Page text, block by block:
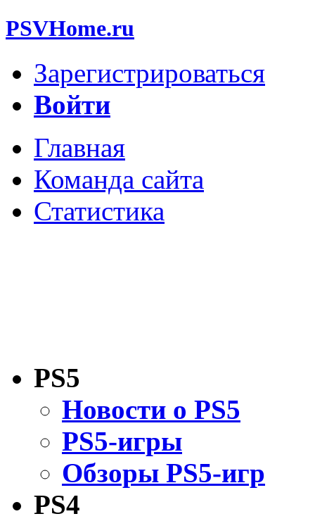
PSVHome.ru
Зарегистрироваться
Войти
Главная
Команда сайта
Статистика
PS5
Новости о PS5
PS5-игры
Обзоры PS5-игр
PS4